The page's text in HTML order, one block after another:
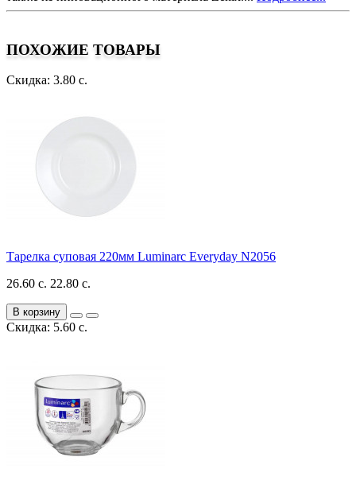
ПОХОЖИЕ ТОВАРЫ
Скидка: 3.80 с.
Тарелка суповая 220мм Luminarc Everyday N2056
26.60 с. 22.80 с.
В корзину
Скидка: 5.60 с.